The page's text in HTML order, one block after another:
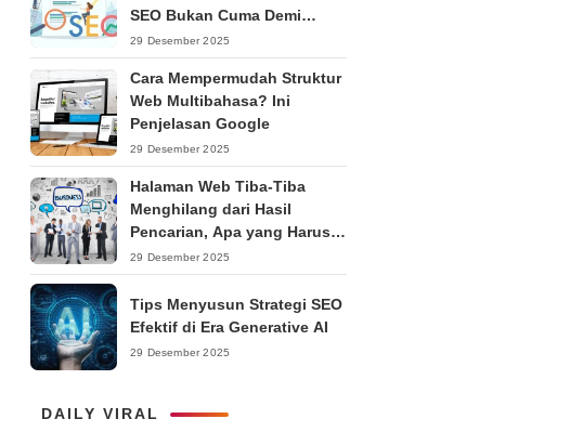
SEO Bukan Cuma Demi
Ranking
29 Desember 2025
Cara Mempermudah Struktur
Web Multibahasa? Ini
Penjelasan Google
29 Desember 2025
Halaman Web Tiba-Tiba
Menghilang dari Hasil
Pencarian, Apa yang Harus
Dilakukan?
29 Desember 2025
Tips Menyusun Strategi SEO
Efektif di Era Generative AI
29 Desember 2025
DAILY VIRAL